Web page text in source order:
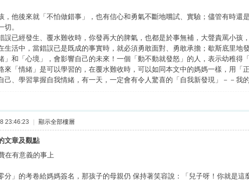
，他後來就「不怕做錯事」，也有信心和勇氣不斷地嚐試、實驗；儘管有時還
。
誤已經發生、覆水難收時，你發再大的脾氣，也都是於事無補，大聲責罵小孩
生活中，當錯誤已是既成的事實時，就必須勇敢面對、勇敢承擔；歇斯底里地
」和「心境」，會影響自己的未來！一個「動不動就發怒」的人，表示幼稚得
來「情緒」是可以學習的，在覆水難收時，可以如同本文中的媽媽一樣，用「
己、學習掌握自我情緒，有一天，一定會有令人驚喜的「自我新發現」－－我
23:46:23 | 顯示全部樓層
文章及觀點
在有意義的事上
分」的考卷給媽媽簽名，那孩子的母親仍 保持著笑容說：「兒子呀！你就是